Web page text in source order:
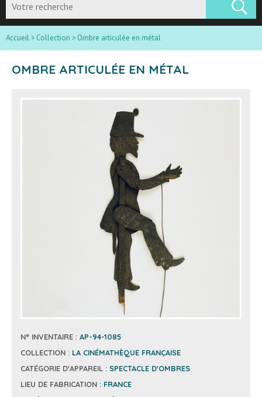
Accueil > Collection > Ombre articulée en métal
OMBRE ARTICULÉE EN MÉTAL
N° INVENTAIRE : AP-94-1085
COLLECTION : LA CINÉMATHÈQUE FRANÇAISE
CATÉGORIE D'APPAREIL : SPECTACLE D'OMBRES
LIEU DE FABRICATION : FRANCE